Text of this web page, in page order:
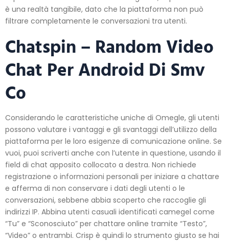
è una realtà tangibile, dato che la piattaforma non può
filtrare completamente le conversazioni tra utenti.
Chatspin – Random Video
Chat Per Android Di Smv
Co
Considerando le caratteristiche uniche di Omegle, gli utenti
possono valutare i vantaggi e gli svantaggi dell’utilizzo della
piattaforma per le loro esigenze di comunicazione online. Se
vuoi, puoi scriverti anche con l’utente in questione, usando il
field di chat apposito collocato a destra. Non richiede
registrazione o informazioni personali per iniziare a chattare
e afferma di non conservare i dati degli utenti o le
conversazioni, sebbene abbia scoperto che raccoglie gli
indirizzi IP. Abbina utenti casuali identificati camegel come
“Tu” e “Sconosciuto” per chattare online tramite “Testo”,
“Video” o entrambi. Crisp è quindi lo strumento giusto se hai